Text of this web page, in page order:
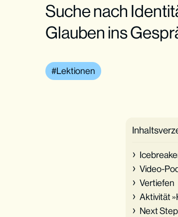
Suche nach
Glauben ins
Lektionen
Video-
Vertiefen
Aktivität
Next Step